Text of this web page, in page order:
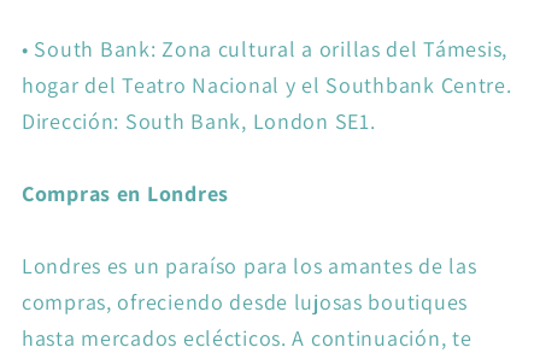
• South Bank: Zona cultural a orillas del Támesis,
hogar del Teatro Nacional y el Southbank Centre.
Dirección: South Bank, London SE1.
Compras en Londres
Londres es un paraíso para los amantes de las
compras, ofreciendo desde lujosas boutiques
hasta mercados eclécticos. A continuación, te